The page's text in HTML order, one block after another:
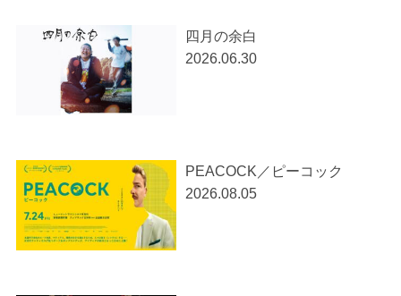
四月の余白
2026.06.30
PEACOCK／ピーコック
2026.08.05